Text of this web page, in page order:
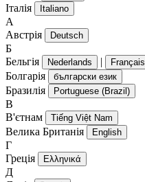
Італія Italiano
А
Австрія
Deutsch
Б
Бельгія
Nederlands | Français
Болгарія български език
Бразилія Portuguese (Brazil)
В
В'єтнам
Tiếng Việt Nam
Велика Британія English
Г
Греція
Ελληνικά
Д